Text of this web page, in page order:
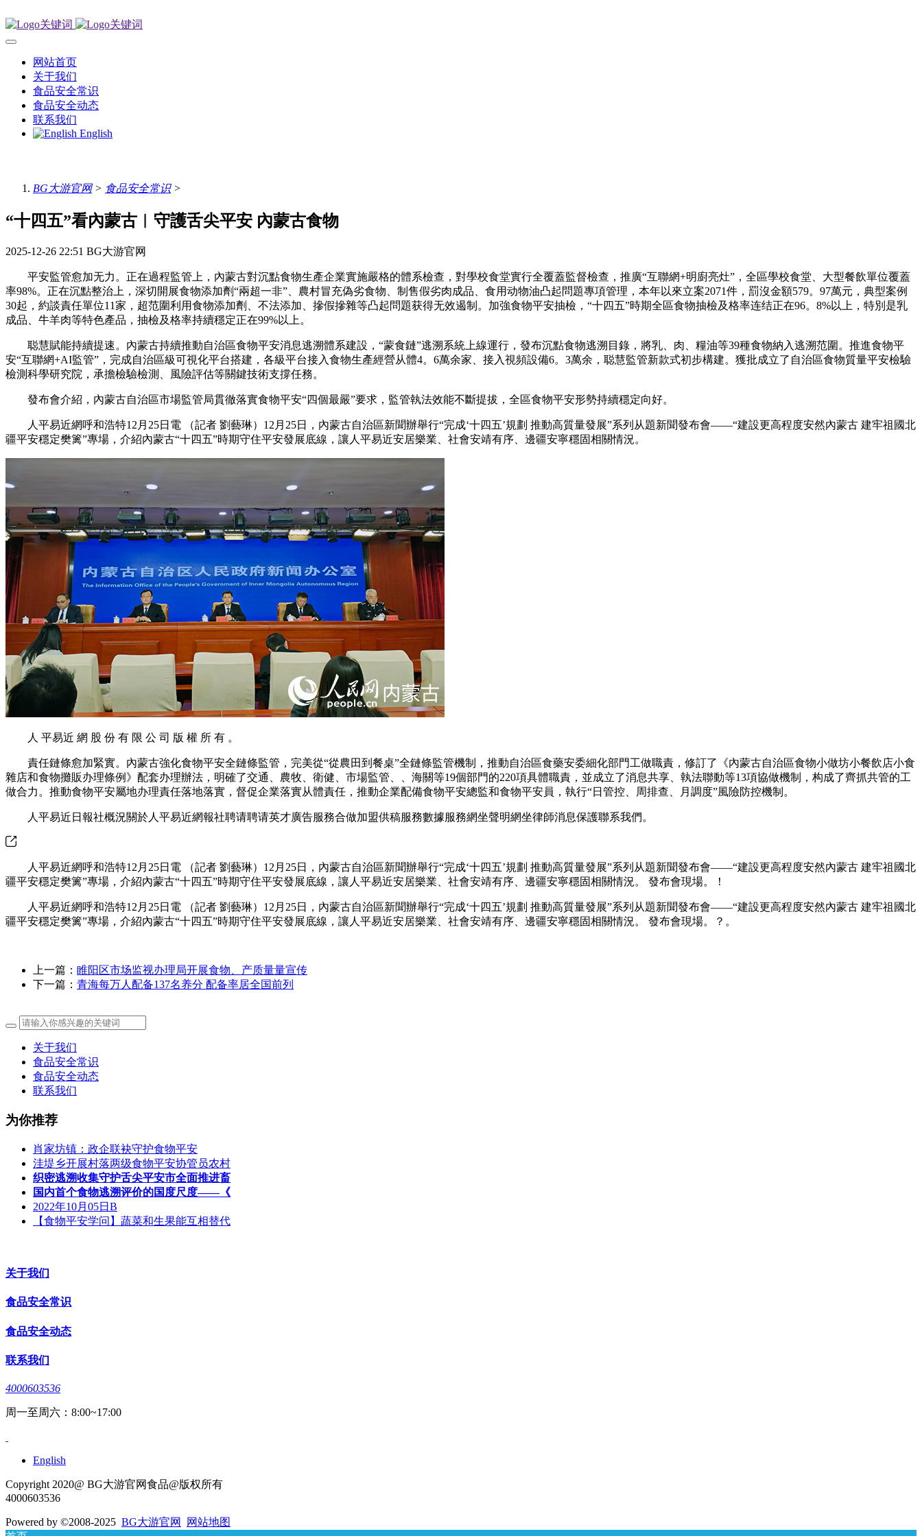
网站首页
关于我们
食品安全常识
食品安全动态
联系我们
English
BG大游官网> 食品安全常识>
“十四五”看內蒙古︱守護舌尖平安 內蒙古食物
2025-12-26 22:51 BG大游官网
平安監管愈加无力。正在過程監管上，內蒙古對沉點食物生產企業實施嚴格的體系檢查，對學校食堂實行全覆蓋監督檢查，推廣“互聯網+明廚亮灶”，全區學校食堂、大型餐飲單位覆蓋
率98%。正在沉點整治上，深切開展食物添加劑“兩超一非”、農村冒充偽劣食物、制售假劣肉成品、食用动物油凸起問題專項管理，本年以來立案2071件，罰沒金額579。97萬元，典型案例
30起，約談責任單位11家，超范圍利用食物添加劑、不法添加、摻假摻雜等凸起問題获得无效遏制。加強食物平安抽檢，“十四五”時期全區食物抽檢及格率连结正在96。8%以上，特別是乳
成品、牛羊肉等特色產品，抽檢及格率持續穩定正在99%以上。
聪慧賦能持續提速。內蒙古持續推動自治區食物平安消息逃溯體系建設，“蒙食鏈”逃溯系統上線運行，發布沉點食物逃溯目錄，將乳、肉、糧油等39種食物納入逃溯范圍。推進食物平
安“互聯網+AI監管”，完成自治區級可視化平台搭建，各級平台接入食物生產經營从體4。6萬余家、接入視頻設備6。3萬余，聪慧監管新款式初步構建。獲批成立了自治區食物質量平安檢驗
檢測科學研究院，承擔檢驗檢測、風險評估等關鍵技術支撐任務。
發布會介紹，內蒙古自治區市場監管局貫徹落實食物平安“四個最嚴”要求，監管執法效能不斷提拔，全區食物平安形勢持續穩定向好。
人平易近網呼和浩特12月25日電 （記者 劉藝琳）12月25日，內蒙古自治區新聞辦舉行“完成‘十四五’規劃 推動高質量發展”系列从題新聞發布會——“建設更高程度安然內蒙古 建牢祖國北
疆平安穩定樊篱”專場，介紹內蒙古“十四五”時期守住平安發展底線，讓人平易近安居樂業、社會安靖有序、邊疆安寧穩固相關情況。
人 平易近 網 股 份 有 限 公 司 版 權 所 有 。
責任鏈條愈加緊實。內蒙古強化食物平安全鏈條監管，完美從“從農田到餐桌”全鏈條監管機制，推動自治區食藥安委細化部門工做職責，修訂了《內蒙古自治區食物小做坊小餐飲店小食
雜店和食物攤販办理條例》配套办理辦法，明確了交通、農牧、衛健、市場監管、、海關等19個部門的220項具體職責，並成立了消息共享、執法聯動等13項協做機制，构成了齊抓共管的工
做合力。推動食物平安屬地办理責任落地落實，督促企業落實从體責任，推動企業配備食物平安總監和食物平安員，執行“日管控、周排查、月調度”風險防控機制。
人平易近日報社概況關於人平易近網報社聘请聘请英才廣告服務合做加盟供稿服務數據服務網坐聲明網坐律師消息保護聯系我們。
人平易近網呼和浩特12月25日電 （記者 劉藝琳）12月25日，內蒙古自治區新聞辦舉行“完成‘十四五’規劃 推動高質量發展”系列从題新聞發布會——“建設更高程度安然內蒙古 建牢祖國北
疆平安穩定樊篱”專場，介紹內蒙古“十四五”時期守住平安發展底線，讓人平易近安居樂業、社會安靖有序、邊疆安寧穩固相關情況。 發布會現場。！
人平易近網呼和浩特12月25日電 （記者 劉藝琳）12月25日，內蒙古自治區新聞辦舉行“完成‘十四五’規劃 推動高質量發展”系列从題新聞發布會——“建設更高程度安然內蒙古 建牢祖國北
疆平安穩定樊篱”專場，介紹內蒙古“十四五”時期守住平安發展底線，讓人平易近安居樂業、社會安靖有序、邊疆安寧穩固相關情況。 發布會現場。？。
上一篇： 睢阳区市场监视办理局开展食物、产质量量宣传
下一篇： 青海每万人配备137名养分 配备率居全国前列
关于我们
食品安全常识
食品安全动态
联系我们
为你推荐
肖家坊镇：政企联袂守护食物平安
洼堤乡开展村落两级食物平安协管员农村
织密逃溯收集守护舌尖平安市全面推进畜
国内首个食物逃溯评价的国度尺度——《
2022年10月05日B
【食物平安学问】蔬菜和生果能互相替代
关于我们
食品安全常识
食品安全动态
联系我们
4000603536
周一至周六：8:00~17:00
English
Copyright 2020@ BG大游官网食品@版权所有
4000603536
Powered by ©2008-2025 BG大游官网
网站地图